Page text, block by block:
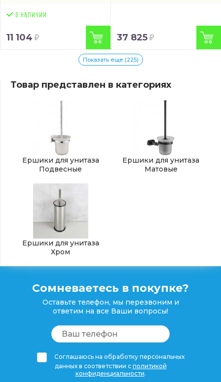
11 104 37 825
Показать еще (225)
Товар представлен в категориях
Ершики для унитаза
Подвесные
Ершики для унитаза
Матовые
Ершики для унитаза
Хром
Сомневаетесь в покупке?
Оставьте телефон, мы перезвоним и
ответим на все Ваши вопросы!
Соглашаюсь на обработку персональных
данных в соответствии с политикой
конфиденциальности.